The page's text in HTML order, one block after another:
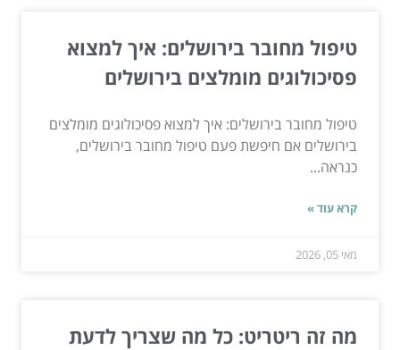
טיפול מחובר בירושלים: איך למצוא
פסיכולוגים מומלצים בירושלים
טיפול מחובר בירושלים: איך למצוא פסיכולוגים מומלצים
בירושלים אם חיפשת פעם טיפול מחובר בירושלים,
כנראה...
קרא עוד »
מאי 05, 2026
מה זה ריטריט: כל מה שצריך לדעת